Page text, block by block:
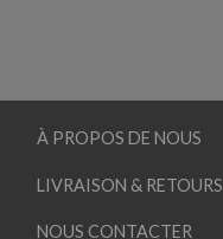
À PROPOS DE NOUS
LIVRAISON & RETOURS
NOUS CONTACTER